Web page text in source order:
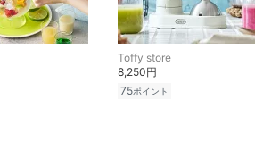
Toffy store
8,250円
75ポイント